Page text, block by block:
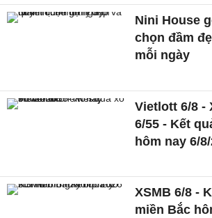
Nini House
chọn đầm
mỗi ngày
Vietlott 6/8 -
6/55 - Kết
hôm nay 6/
XSMB 6/8 -
miền Bắc